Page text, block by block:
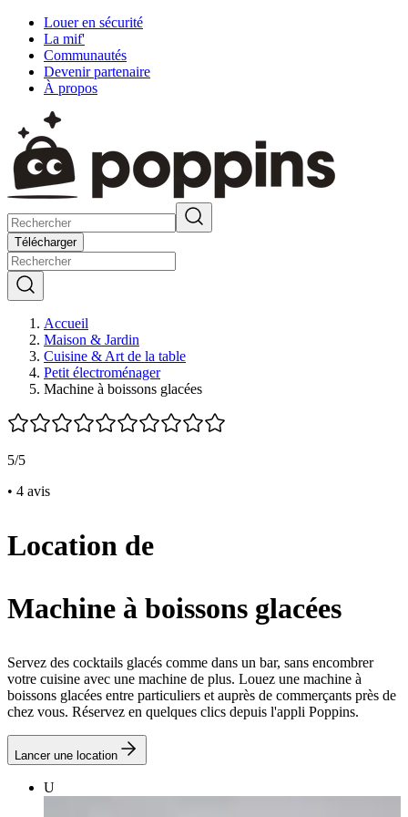
Louer en sécurité
La mif'
Communautés
Devenir partenaire
À propos
Télécharger
Accueil
Maison & Jardin
Cuisine & Art de la table
Petit électroménager
Machine à boissons glacées
5/5
• 4 avis
Location de
Machine à boissons glacées
Servez des cocktails glacés comme dans un bar, sans encombrer
votre cuisine avec une machine de plus. Louez une machine à
boissons glacées entre particuliers et auprès de commerçants près de
chez vous. Réservez en quelques clics depuis l'appli Poppins.
Lancer une location
U